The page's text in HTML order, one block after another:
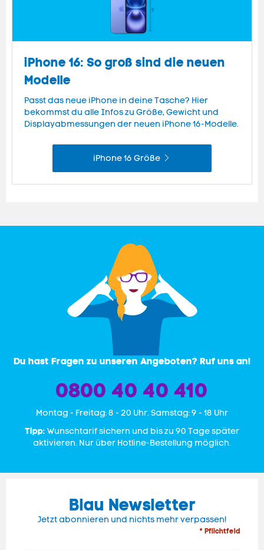
iPhone 16: So groß sind die neuen
Modelle
Passt das neue iPhone in deine Tasche? Hier
bekommst du alle Infos zu Größe, Gewicht und
Displayabmessungen der neuen iPhone 16-Modelle.
iPhone 16 Größe
Du hast Fragen zu unseren Angeboten? Ruf uns an!
0800 40 40 410
Mon­tag - Freitag: 8 - 20 Uhr. Samstag: 9 - 18 Uhr
Tipp: Wunschtarif sichern und bis zu 90 Tage später
aktivieren. Nur über Hotline-Bestellung möglich.
Blau Newsletter
Jetzt abonnieren und nichts mehr verpassen!
* Pflichtfeld